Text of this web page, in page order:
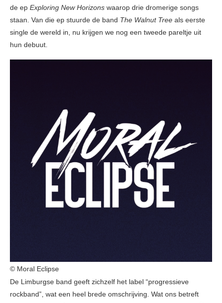
de ep Exploring New Horizons waarop drie dromerige songs
staan. Van die ep stuurde de band The Walnut Tree als eerste
single de wereld in, nu krijgen we nog een tweede pareltje uit
hun debuut.
© Moral Eclipse
De Limburgse band geeft zichzelf het label “progressieve
rockband”, wat een heel brede omschrijving. Wat ons betreft